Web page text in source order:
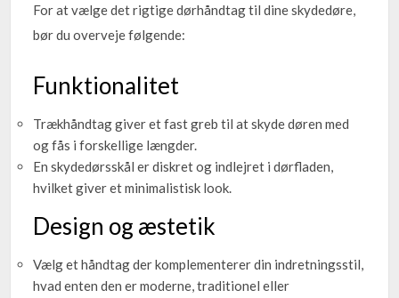
For at vælge det rigtige dørhåndtag til dine skydedøre,
bør du overveje følgende:
Funktionalitet
Trækhåndtag giver et fast greb til at skyde døren med
og fås i forskellige længder.
En skydedørsskål er diskret og indlejret i dørfladen,
hvilket giver et minimalistisk look.
Design og æstetik
Vælg et håndtag der komplementerer din indretningsstil,
hvad enten den er moderne, traditionel eller